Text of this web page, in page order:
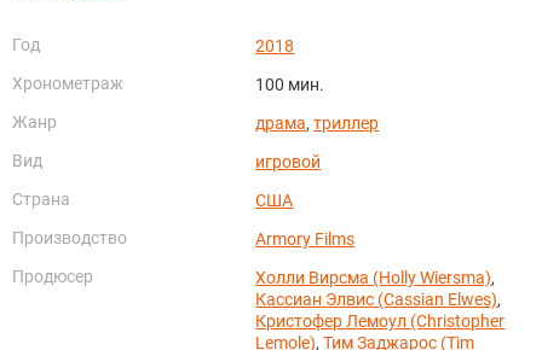
Год
2018
Хронометраж
100 мин.
Жанр
драма,триллер
Вид
игровой
Страна
США
Производство
Armory Films
Продюсер
Холли Вирсма (Holly Wiersma),
Кассиан Элвис (Cassian Elwes),
Кристофер Лемоул (Christopher
Lemole),Тим Заджарос (Tim